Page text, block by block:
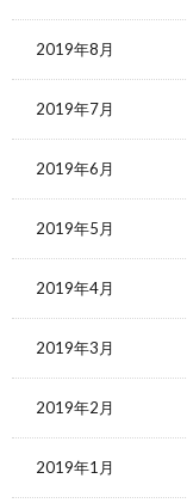
2019年8月
2019年7月
2019年6月
2019年5月
2019年4月
2019年3月
2019年2月
2019年1月